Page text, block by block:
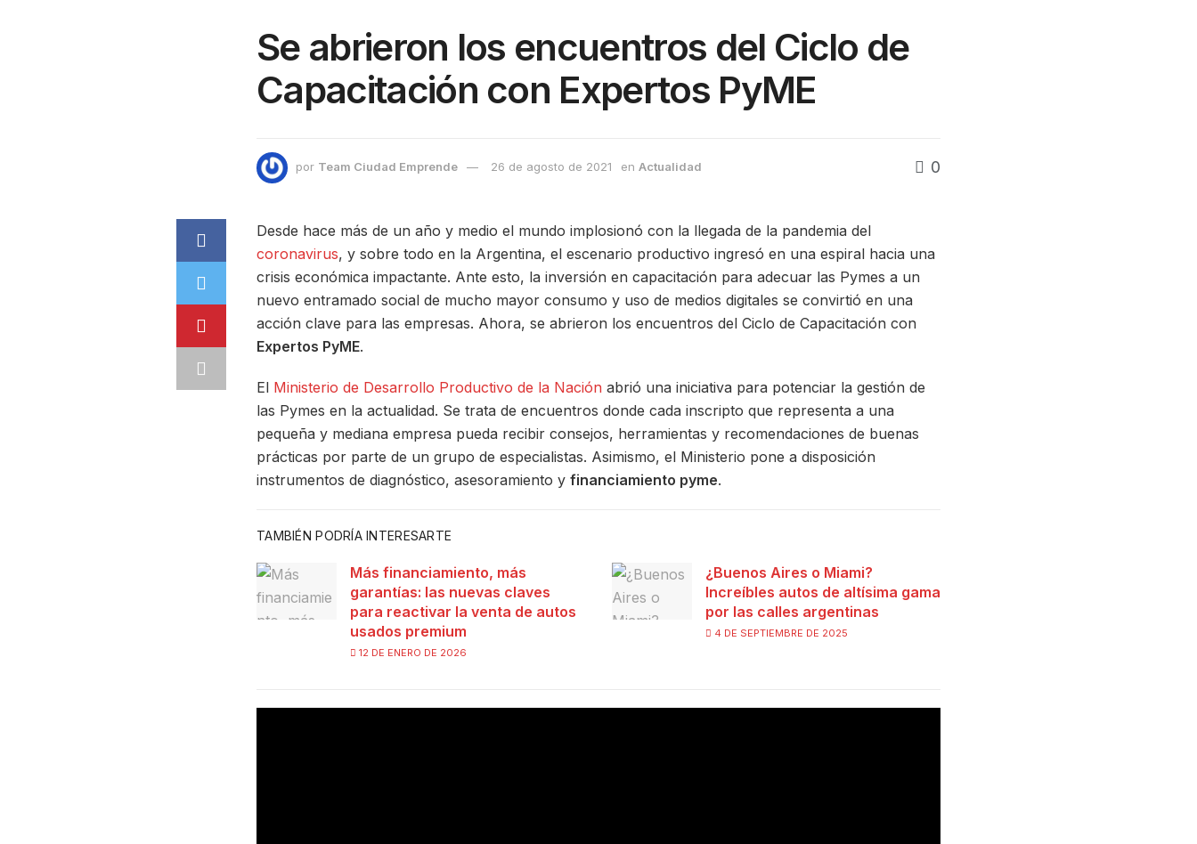
Se abrieron los encuentros del Ciclo de
Capacitación con Expertos PyME
por Team Ciudad Emprende 26 de agosto de 2021 en Actualidad 0
Desde hace más de un año y medio el mundo implosionó con la llegada de la pandemia del
coronavirus, y sobre todo en la Argentina, el escenario productivo ingresó en una espiral hacia una
crisis económica impactante. Ante esto, la inversión en capacitación para adecuar las Pymes a un
nuevo entramado social de mucho mayor consumo y uso de medios digitales se convirtió en una
acción clave para las empresas. Ahora, se abrieron los encuentros del Ciclo de Capacitación con
Expertos PyME.
El Ministerio de Desarrollo Productivo de la Nación abrió una iniciativa para potenciar la gestión de
las Pymes en la actualidad. Se trata de encuentros donde cada inscripto que representa a una
pequeña y mediana empresa pueda recibir consejos, herramientas y recomendaciones de buenas
prácticas por parte de un grupo de especialistas. Asimismo, el Ministerio pone a disposición
instrumentos de diagnóstico, asesoramiento y financiamiento pyme.
TAMBIÉN PODRÍA INTERESARTE
Más financiamiento, más
garantías: las nuevas claves
para reactivar la venta de autos
usados premium
12 DE ENERO DE 2026
¿Buenos Aires o Miami?
Increíbles autos de altísima gama
por las calles argentinas
4 DE SEPTIEMBRE DE 2025